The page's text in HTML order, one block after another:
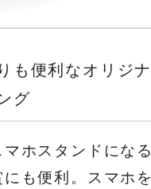
も便利なオリジ
グ
ホスタンドにな
も便利。スマホ